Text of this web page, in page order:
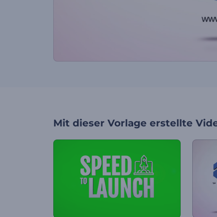
Mit dieser Vorlage erstellte